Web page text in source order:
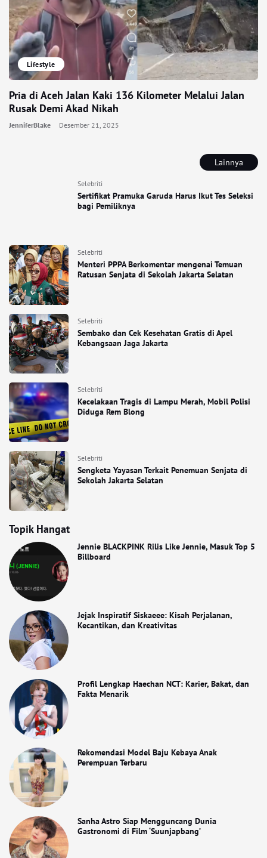
Lainnya
Selebriti
Sertifikat Pramuka Garuda Harus Ikut Tes Seleksi
bagi Pemiliknya
Selebriti
Menteri PPPA Berkomentar mengenai Temuan
Ratusan Senjata di Sekolah Jakarta Selatan
Selebriti
Sembako dan Cek Kesehatan Gratis di Apel
Kebangsaan Jaga Jakarta
Selebriti
Kecelakaan Tragis di Lampu Merah, Mobil Polisi
Diduga Rem Blong
Selebriti
Sengketa Yayasan Terkait Penemuan Senjata di
Sekolah Jakarta Selatan
Topik Hangat
Jennie BLACKPINK Rilis Like Jennie, Masuk Top 5
Billboard
Jejak Inspiratif Siskaeee: Kisah Perjalanan,
Kecantikan, dan Kreativitas
Profil Lengkap Haechan NCT: Karier, Bakat, dan
Fakta Menarik
Rekomendasi Model Baju Kebaya Anak
Perempuan Terbaru
Sanha Astro Siap Mengguncang Dunia
Gastronomi di Film ‘Suunjapbang’
Lifestyle
Pria di Aceh Jalan Kaki 136 Kilometer Melalui Jalan
Rusak Demi Akad Nikah
JenniferBlake Desember 21, 2025